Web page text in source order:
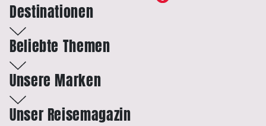
Destinationen
Beliebte Themen
Unsere Marken
Unser Reisemagazin